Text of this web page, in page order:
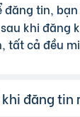
đăng tin,
khi đăng
tất cả đều
đăng tin